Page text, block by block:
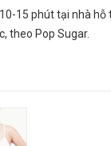
15 phút tại nhà hỗ
theo Pop Sugar.